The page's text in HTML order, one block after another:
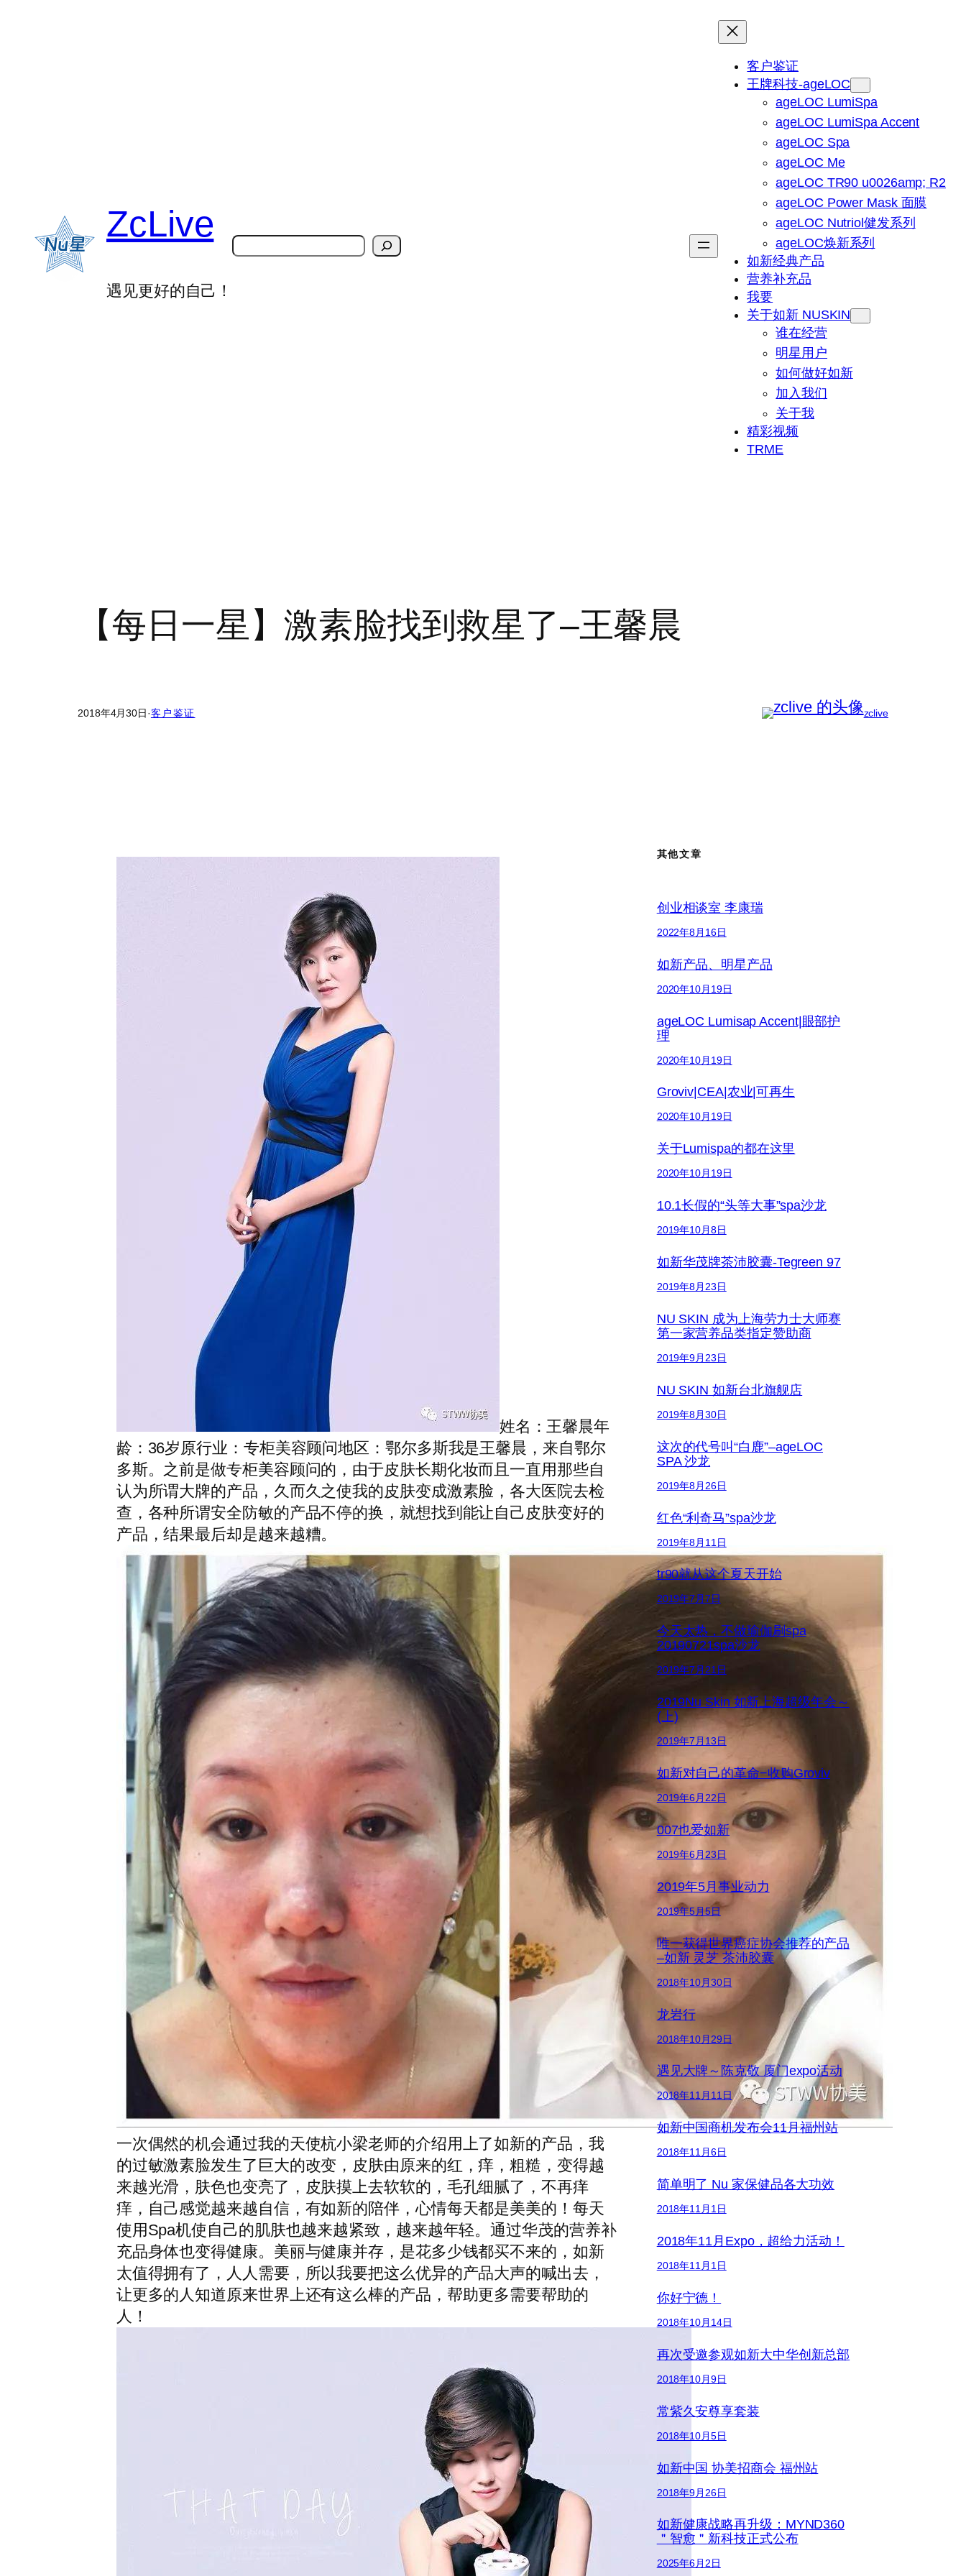
ZcLive
遇见更好的自己！
搜
客户鉴证
王牌科技-ageLOC
ageLOC LumiSpa
ageLOC LumiSpa Accent
ageLOC Spa
ageLOC Me
ageLOC TR90 u0026amp; R2
ageLOC Power Mask 面膜
ageLOC Nutriol健发系列
ageLOC焕新系列
如新经典产品
营养补充品
我要
关于如新 NUSKIN
谁在经营
明星用户
如何做好如新
加入我们
关于我
精彩视频
TRME
【每日一星】激素脸找到救星了–王馨晨
2018年4月30日·客户鉴证 zclive
姓名：王馨晨年
龄：36岁原行业：专柜美容顾问地区：鄂尔多斯我是王馨晨，来自鄂尔
多斯。之前是做专柜美容顾问的，由于皮肤长期化妆而且一直用那些自
认为所谓大牌的产品，久而久之使我的皮肤变成激素脸，各大医院去检
查，各种所谓安全防敏的产品不停的换，就想找到能让自己皮肤变好的
产品，结果最后却是越来越糟。
一次偶然的机会通过我的天使杭小梁老师的介绍用上了如新的产品，我
的过敏激素脸发生了巨大的改变，皮肤由原来的红，痒，粗糙，变得越
来越光滑，肤色也变亮了，皮肤摸上去软软的，毛孔细腻了，不再痒
痒，自己感觉越来越自信，有如新的陪伴，心情每天都是美美的！每天
使用Spa机使自己的肌肤也越来越紧致，越来越年轻。通过华茂的营养补
充品身体也变得健康。美丽与健康并存，是花多少钱都买不来的，如新
太值得拥有了，人人需要，所以我要把这么优异的产品大声的喊出去，
让更多的人知道原来世界上还有这么棒的产品，帮助更多需要帮助的
人！
其他文章
创业相谈室 李康瑞
2022年8月16日
如新产品、明星产品
2020年10月19日
ageLOC Lumisap Accent|眼部护
理
2020年10月19日
Groviv|CEA|农业|可再生
2020年10月19日
关于Lumispa的都在这里
2020年10月19日
10.1长假的“头等大事”spa沙龙
2019年10月8日
如新华茂牌茶沛胶囊-Tegreen 97
2019年8月23日
NU SKIN 成为上海劳力士大师赛
第一家营养品类指定赞助商
2019年9月23日
NU SKIN 如新台北旗舰店
2019年8月30日
这次的代号叫“白鹿”–ageLOC
SPA 沙龙
2019年8月26日
红色“利奇马”spa沙龙
2019年8月11日
tr90就从这个夏天开始
2019年7月7日
今天太热，不做瑜伽刷spa
20190721spa沙龙
2019年7月21日
2019Nu Skin 如新上海超级年会～
(上)
2019年7月13日
如新对自己的革命−收购Groviv
2019年6月22日
007也爱如新
2019年6月23日
2019年5月事业动力
2019年5月5日
唯一获得世界癌症协会推荐的产品
–如新 灵芝 茶沛胶囊
2018年10月30日
龙岩行
2018年10月29日
遇见大牌～陈克敬 厦门expo活动
2018年11月11日
如新中国商机发布会11月福州站
2018年11月6日
简单明了 Nu 家保健品各大功效
2018年11月1日
2018年11月Expo，超给力活动！
2018年11月1日
你好宁德！
2018年10月14日
再次受邀参观如新大中华创新总部
2018年10月9日
常紫久安尊享套装
2018年10月5日
如新中国 协美招商会 福州站
2018年9月26日
如新健康战略再升级：MYND360
＂智愈＂新科技正式公布
2025年6月2日